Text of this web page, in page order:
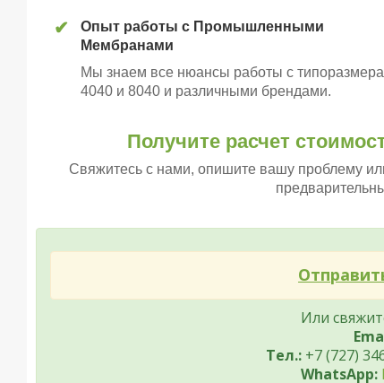
✔
Опыт работы с Промышленными
Мембранами
Мы знаем все нюансы работы с
4040 и 8040 и различными брендами.
Получите расчет
Свяжитесь с нами, опишите вашу проблему
Или
Тел.: +7 (727)
WhatsApp: